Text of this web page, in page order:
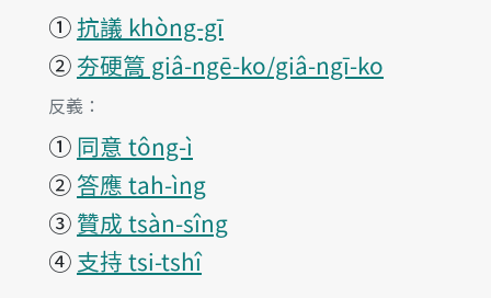
① 抗議 khòng-gī
②夯硬篙 giâ-ngē-ko/giâ-ngī-ko
第1項釋義的
反義：
① 同意 tông-ì
② 答應 tah-ìng
③ 贊成 tsàn-sîng
④ 支持 tsi-tshî